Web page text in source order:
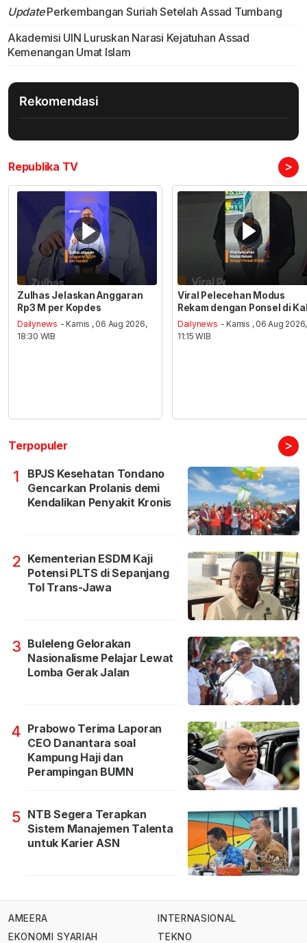
UpdatePerkembangan Suriah Setelah Assad Tumbang
Akademisi UIN Luruskan Narasi Kejatuhan Assad
Kemenangan Umat Islam
Rekomendasi
Republika TV >
Zulhas Jelaskan Anggaran
Rp3 M per Kopdes
Dailynews - Kamis , 06 Aug 2026,
18:30 WIB
Viral Pelecehan Modus
Rekam dengan Ponsel di
Dailynews - Kamis , 06 Aug 2026,
11:15 WIB
Terpopuler >
1
BPJS Kesehatan Tondano
Gencarkan Prolanis demi
Kendalikan Penyakit Kronis
2 Kementerian ESDM Kaji
Potensi PLTS di Sepanjang
Tol Trans-Jawa
3 Buleleng Gelorakan
Nasionalisme Pelajar Lewat
Lomba Gerak Jalan
4 Prabowo Terima Laporan
CEO Danantara soal
Kampung Haji dan
Perampingan BUMN
5 NTB Segera Terapkan
Sistem Manajemen Talenta
untuk Karier ASN
AMEERA
EKONOMI SYARIAH
INTERNASIONAL
TEKNO